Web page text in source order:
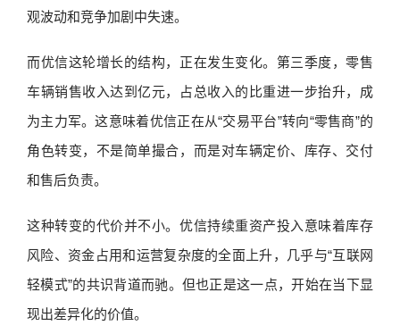
观波动和竞争加剧中失速。
而优信这轮增长的结构，正在发生变化。第三季度，零售
车辆销售收入达到亿元，占总收入的比重进一步抬升，成
为主力军。这意味着优信正在从“交易平台”转向“零售商”的
角色转变，不是简单撮合，而是对车辆定价、库存、交付
和售后负责。
这种转变的代价并不小。优信持续重资产投入意味着库存
风险、资金占用和运营复杂度的全面上升，几乎与“互联网
轻模式”的共识背道而驰。但也正是这一点，开始在当下显
现出差异化的价值。